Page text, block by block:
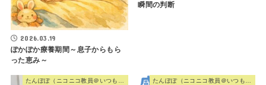
2026.03.19
ぽかぽか療養期間～息子からもら
った恵み～
瞬間の判断
たんぽぽ（ニコニコ教員＠いつも心に歌を） たんぽぽ（ニコニコ教員＠いつも心に歌を）